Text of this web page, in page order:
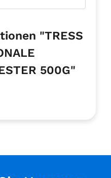
"TRESS
500G"